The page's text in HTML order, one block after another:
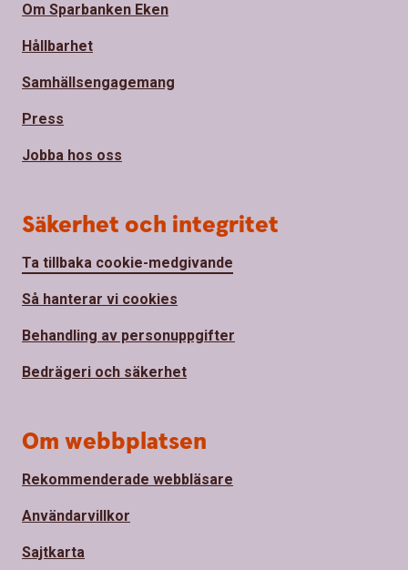
Om Sparbanken Eken
Hållbarhet
Samhällsengagemang
Press
Jobba hos oss
Säkerhet och integritet
Ta tillbaka cookie-medgivande
Så hanterar vi cookies
Behandling av personuppgifter
Bedrägeri och säkerhet
Om webbplatsen
Rekommenderade webbläsare
Användarvillkor
Sajtkarta